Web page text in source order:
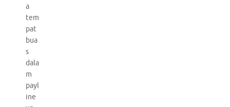
a
tem
pat
bua
s
dala
m
payl
ine